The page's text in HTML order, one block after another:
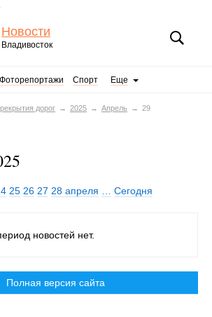
Новости
Владивосток
Фоторепортажи Спорт Еще
дорог 2025 Апрель 29
25 26 27 28 апреля Сегодня
новостей нет.
Полная версия сайта